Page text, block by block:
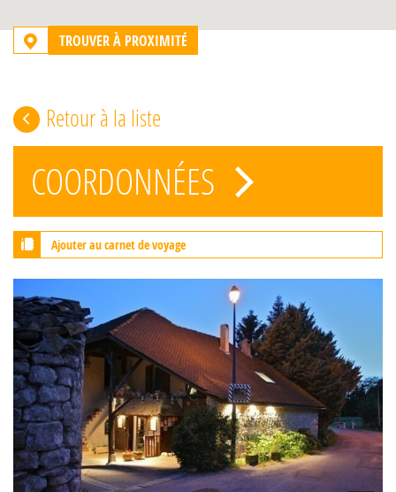
TROUVER À PROXIMITÉ
Retour à la liste
COORDONNÉES
Ajouter au carnet de voyage